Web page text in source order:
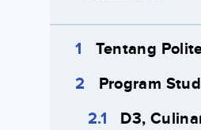
Tentang
Program
D3,